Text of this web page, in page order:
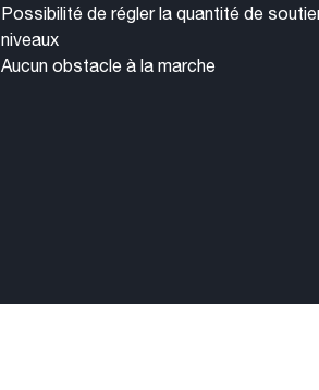
Possibilité de régler la quantité de
niveaux
Aucun obstacle à la marche